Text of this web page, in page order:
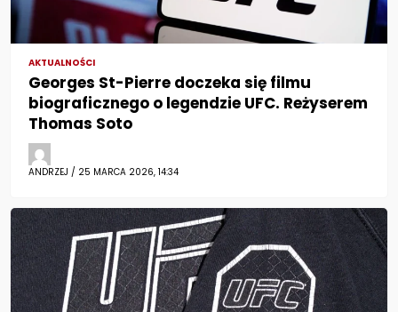
AKTUALNOŚCI
Georges St-Pierre doczeka się filmu
biograficznego o legendzie UFC. Reżyserem
Thomas Soto
ANDRZEJ / 25 MARCA 2026, 14:34